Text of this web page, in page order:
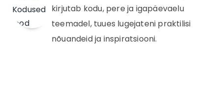
kirjutab kodu, pere ja igapäevaelu
teemadel, tuues lugejateni praktilisi
nõuandeid ja inspiratsiooni.